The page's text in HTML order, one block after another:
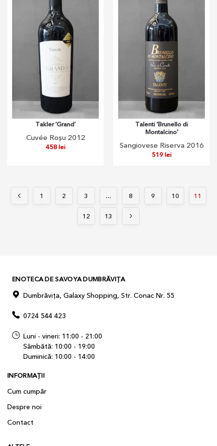
Takler ‘Grand’
Cuvée Roșu 2012
458lei
Talenti ‘Brunello di
Montalcino’
Sangiovese Riserva 2016
519lei
1 2 3 … 8 9 10 11
12 13
ENOTECA DE SAVOYA DUMBRĂVIȚA
Dumbrăvița, Galaxy Shopping, Str. Conac Nr. 55
0724 544 423
Luni - vineri: 11:00 - 21:00
Sâmbătă: 10:00 - 19:00
Duminică: 10:00 - 14:00
INFORMAȚII
Cum cumpăr
Despre noi
Contact